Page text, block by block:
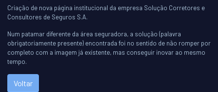
Criação de nova página institucional da empresa Solução Corretores e
Consultores de Seguros S.A.
Num patamar diferente da área seguradora, a solução (palavra
obrigatoriamente presente) encontrada foi no sentido de não romper por
completo com a imagem já existente, mas conseguir inovar ao mesmo
tempo.
Voltar